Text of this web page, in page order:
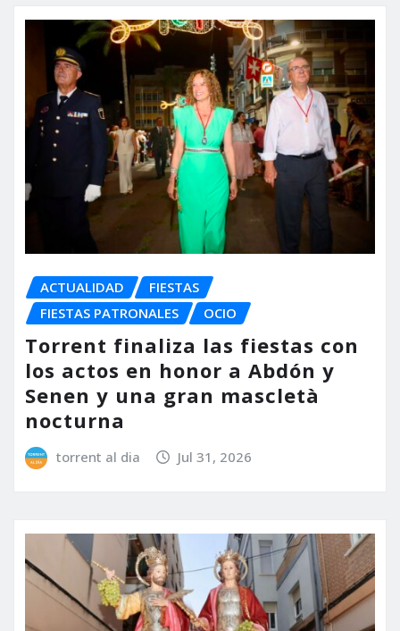
ACTUALIDAD
FIESTAS
FIESTAS PATRONALES
OCIO
Torrent finaliza las fiestas con
los actos en honor a Abdón y
Senen y una gran mascletà
nocturna
torrent al dia Jul 31, 2026